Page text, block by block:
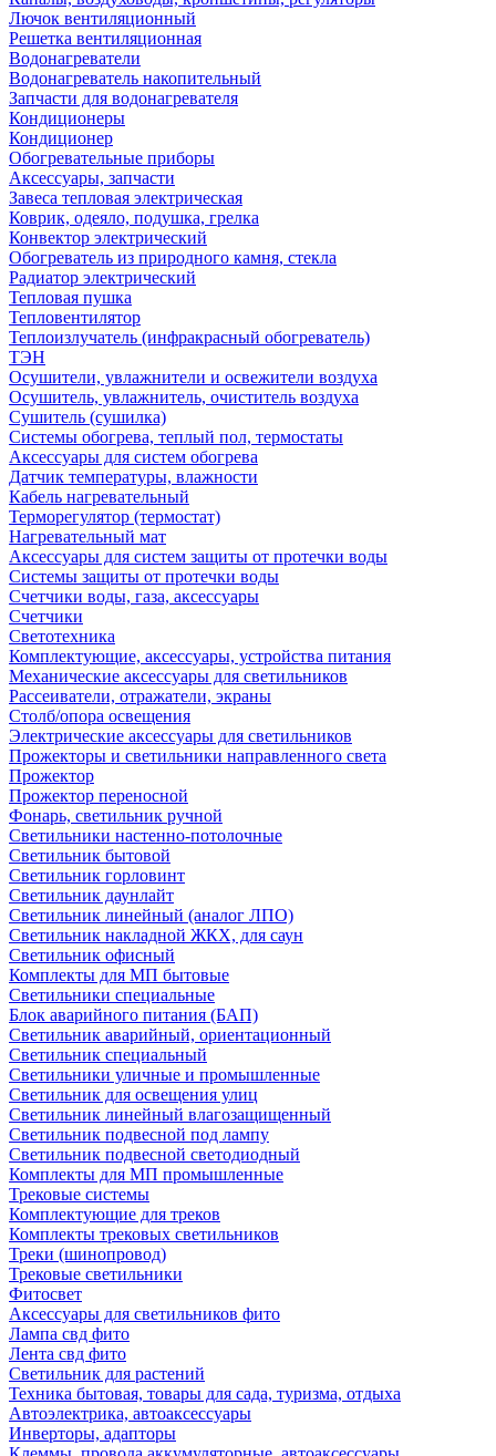
Лючок вентиляционный
Решетка вентиляционная
Водонагреватели
Водонагреватель накопительный
Запчасти для водонагревателя
Кондиционеры
Кондиционер
Обогревательные приборы
Аксессуары, запчасти
Завеса тепловая электрическая
Коврик, одеяло, подушка, грелка
Конвектор электрический
Обогреватель из природного камня, стекла
Радиатор электрический
Тепловая пушка
Тепловентилятор
Теплоизлучатель (инфракрасный обогреватель)
ТЭН
Осушители, увлажнители и освежители воздуха
Осушитель, увлажнитель, очиститель воздуха
Сушитель (сушилка)
Системы обогрева, теплый пол, термостаты
Аксессуары для систем обогрева
Датчик температуры, влажности
Кабель нагревательный
Терморегулятор (термостат)
Нагревательный мат
Аксессуары для систем защиты от протечки воды
Системы защиты от протечки воды
Счетчики воды, газа, аксессуары
Счетчики
Светотехника
Комплектующие, аксессуары, устройства питания
Механические аксессуары для светильников
Рассеиватели, отражатели, экраны
Столб/опора освещения
Электрические аксессуары для светильников
Прожекторы и светильники направленного света
Прожектор
Прожектор переносной
Фонарь, светильник ручной
Светильники настенно-потолочные
Светильник бытовой
Светильник горловинт
Светильник даунлайт
Светильник линейный (аналог ЛПО)
Светильник накладной ЖКХ, для саун
Светильник офисный
Комплекты для МП бытовые
Светильники специальные
Блок аварийного питания (БАП)
Светильник аварийный, ориентационный
Светильник специальный
Светильники уличные и промышленные
Светильник для освещения улиц
Светильник линейный влагозащищенный
Светильник подвесной под лампу
Светильник подвесной светодиодный
Комплекты для МП промышленные
Трековые системы
Комплектующие для треков
Комплекты трековых светильников
Треки (шинопровод)
Трековые светильники
Фитосвет
Аксессуары для светильников фито
Лампа свд фито
Лента свд фито
Светильник для растений
Техника бытовая, товары для сада, туризма, отдыха
Автоэлектрика, автоаксессуары
Инверторы, адапторы